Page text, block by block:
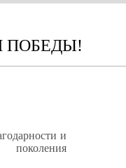
ПОБЕДЫ!
и